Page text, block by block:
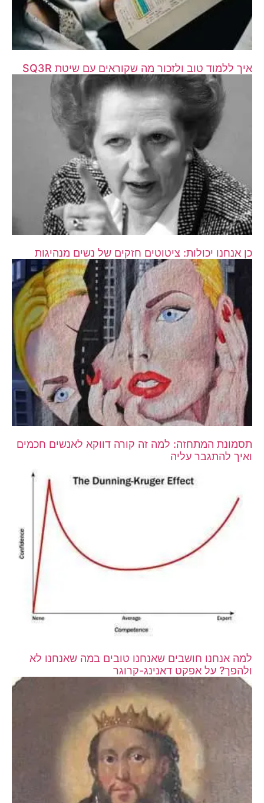
איך ללמוד טוב ולזכור מה שקוראים עם שיטת SQ3R
כן אנחנו יכולות: ציטוטים חזקים של נשים מנהיגות
תסמונת המתחזה: למה זה קורה דווקא לאנשים חכמים
ואיך להתגבר עליה
למה אנחנו חושבים שאנחנו טובים במה שאנחנו לא
ולהפך? על אפקט דאנינג-קרוגר